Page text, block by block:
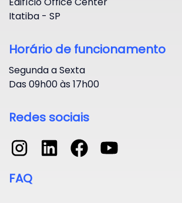
Itatiba - SP
Horário de funcionamento
Segunda a Sexta
Das 09h00 às 17h00
Redes sociais
FAQ